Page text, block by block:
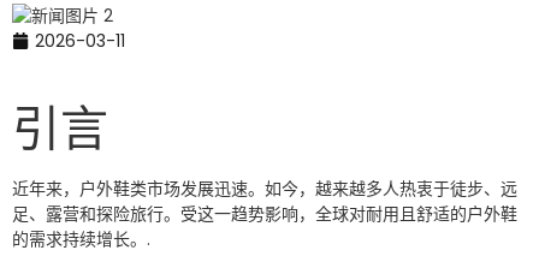
2026-03-11
引言
近年来，户外鞋类市场发展迅速。如今，越来越多人热衷于徒步、远
足、露营和探险旅行。受这一趋势影响，全球对耐用且舒适的户外鞋
的需求持续增长。.